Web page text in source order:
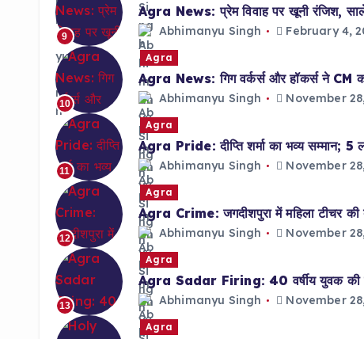
9
Agra News: प्रेम विवाह पर खूनी रंजिश,
Abhimanyu Singh February 4,
10
Agra
Agra News: गिग वर्कर्स और हॉकर्स ने CM को
Abhimanyu Singh November
11
Agra
Agra Pride: दीप्ति शर्मा का भव्य सम्मान; 5
Abhimanyu Singh November
12
Agra
Agra Crime: जगदीशपुरा में महिला टीचर की
Abhimanyu Singh November
13
Agra
Agra Sadar Firing: 40 वर्षीय युवक की
Abhimanyu Singh November
Agra